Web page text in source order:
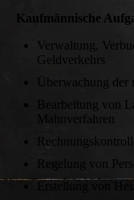
Kaufmännische
Verwaltung,
Geldverkehrs
Überwachung
Bearbeitung von
Mahnverfahren
Regelung von
Erstellung von